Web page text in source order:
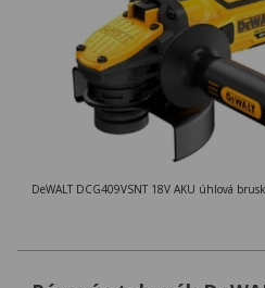
DeWALT DCG409VSNT 18V AKU úhlová